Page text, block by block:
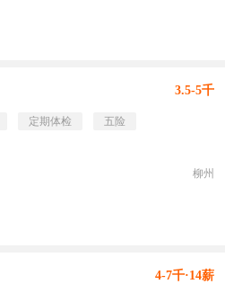
3.5-5千
定期体检
五险
柳州
4-7千·14薪